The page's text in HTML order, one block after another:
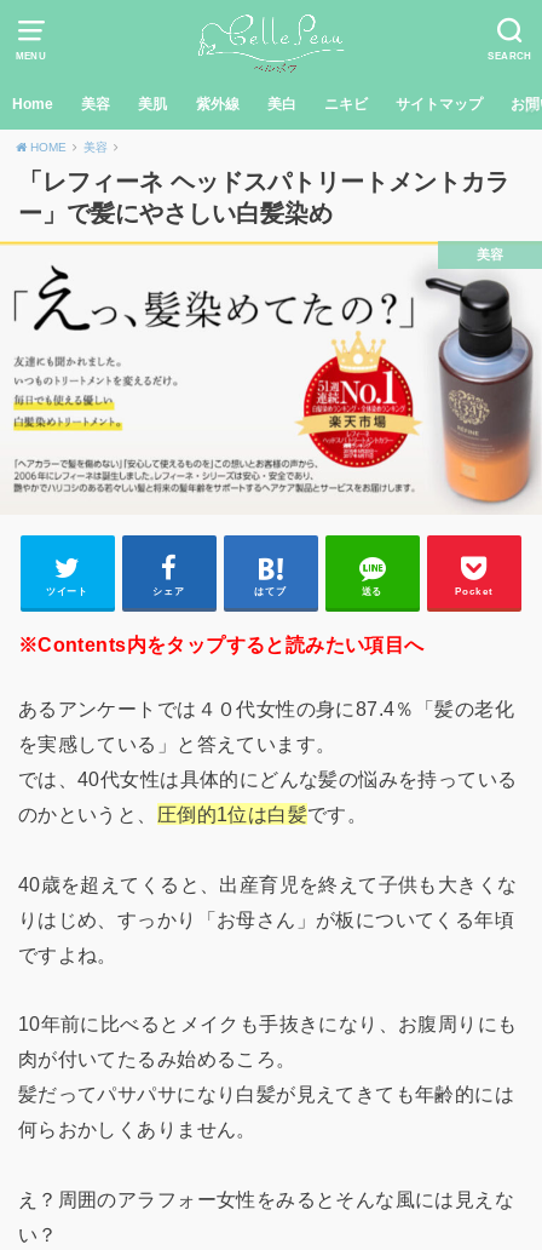
MENU SEARCH
Home 美容 美肌 紫外線 美白 ニキビ サイトマップ お
HOME 美容
「レフィーネ ヘッドスパトリートメントカラ
ー」で髪にやさしい白髪染め
美容
ツイート シェア はてブ 送る Pocket
※Contents内をタップすると読みたい項目へ
あるアンケートでは４０代女性の身に87.4％「髪の老化
を実感している」と答えています。
では、40代女性は具体的にどんな髪の悩みを持っている
のかというと、 圧倒的1位は白髪です。
40歳を超えてくると、出産育児を終えて子供も大きくな
りはじめ、すっかり「お母さん」が板についてくる年頃
ですよね。
10年前に比べるとメイクも手抜きになり、お腹周りにも
肉が付いてたるみ始めるころ。
髪だってパサパサになり白髪が見えてきても年齢的には
何らおかしくありません。
え？周囲のアラフォー女性をみるとそんな風には見えな
い？